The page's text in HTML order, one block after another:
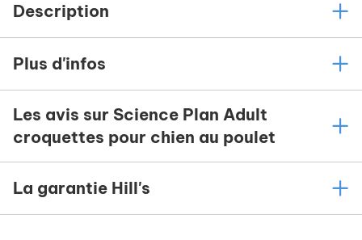
Description
Plus d'infos
Les avis sur Science Plan Adult
croquettes pour chien au poulet
La garantie Hill's